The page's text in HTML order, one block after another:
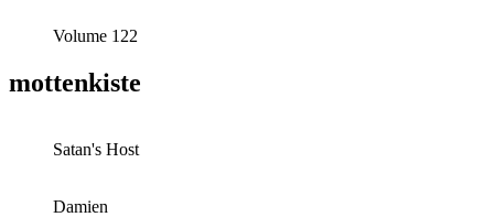
Volume 122
mottenkiste
Satan's Host
Damien